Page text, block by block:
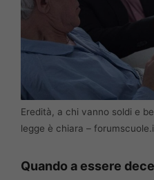
Eredità, a chi vanno soldi e
legge è chiara –
Quando a essere